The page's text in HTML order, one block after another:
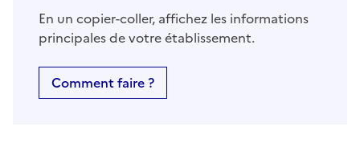
En un copier-coller, affichez les informations
principales de votre établissement.
Comment faire ?